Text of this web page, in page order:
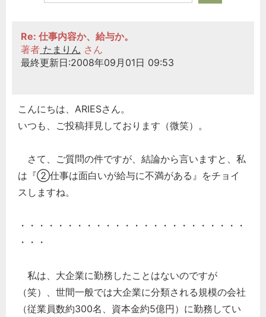
Re: 仕事内容か、給与か。
著者 たまりん さん
最終更新日:2008年09月01日 09:53
こんにちは、ARIESさん。
いつも、ご投稿拝見しております（微笑）。
さて、ご質問の件ですが、結論から言いますと、私
は『②仕事は面白いが給与に不満がある』をチョイ
スしますね。
・・・・・・・・・・・・・・・・・・・・・・・・
・・・
私は、大企業に勤務したことはないのですが
（笑）、世間一般では大企業に分類される規模の会社
（従業員数約300名、資本金約5億円）に勤務してい